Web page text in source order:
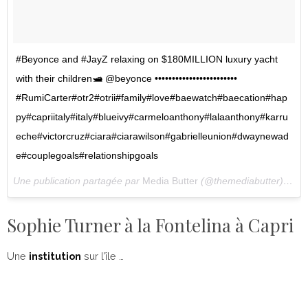
#Beyonce and #JayZ relaxing on $180MILLION luxury yacht
with their children🛥 @beyonce ••••••••••••••••••••••••
#RumiCarter#otr2#otrii#family#love#baewatch#baecation#hap
py#capriitaly#italy#blueivy#carmeloanthony#lalaanthony#karru
eche#victorcruz#ciara#ciarawilson#gabrielleunion#dwaynewad
e#couplegoals#relationshipgoals
Une publication partagée par Media Butter (@themediabutter) le
Sophie Turner à la Fontelina à Capri
Une institution sur l’île …